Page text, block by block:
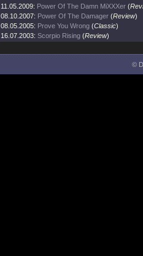
11.05.2009: Power Of The Damn MiXXXer (
08.10.2007: Power Of The Damager (Review)
08.05.2005: Prove You Wrong (Classic)
16.07.2003: Scorpio Rising (Review)
©